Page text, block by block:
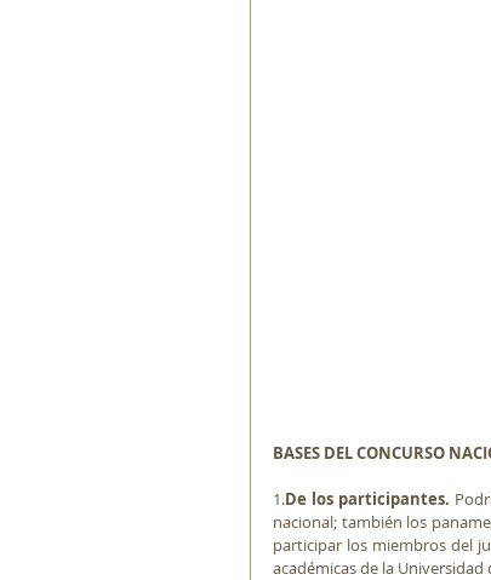
BASES DEL CONCURSO
1.De los participantes.
nacional; también los
participar los miembros del
académicas de la Universidad